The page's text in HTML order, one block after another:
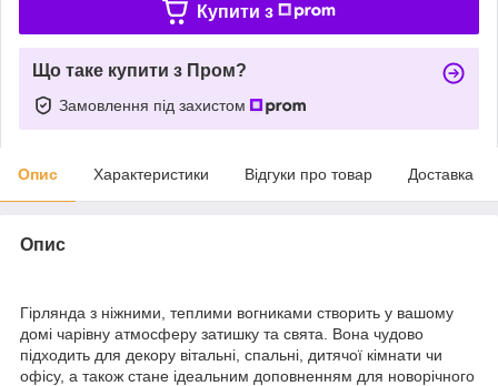
Купити з
Що таке купити з Пром?
Замовлення під захистом
Опис Характеристики Відгуки про товар Доставка
Опис
Гірлянда з ніжними, теплими вогниками створить у вашому
домі чарівну атмосферу затишку та свята. Вона чудово
підходить для декору вітальні, спальні, дитячої кімнати чи
офісу, а також стане ідеальним доповненням для новорічного